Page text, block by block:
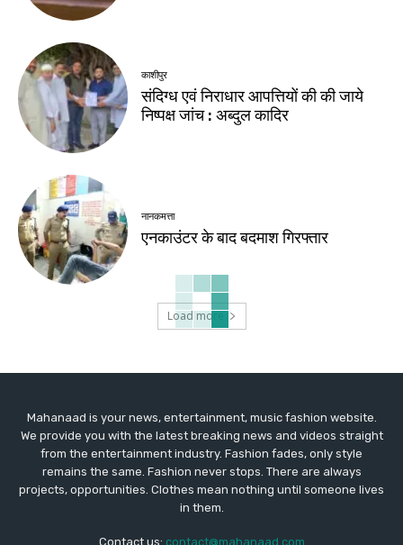
काशीपुर
संदिग्ध एवं निराधार आपत्तियों की की जाये
निष्पक्ष जांच : अब्दुल कादिर
नानकमत्ता
एनकाउंटर के बाद बदमाश गिरफ्तार
Load more
Mahanaad is your news, entertainment, music fashion website.
We provide you with the latest breaking news and videos straight
from the entertainment industry. Fashion fades, only style
remains the same. Fashion never stops. There are always
projects, opportunities. Clothes mean nothing until someone lives
in them.
Contact us: contact@mahanaad.com